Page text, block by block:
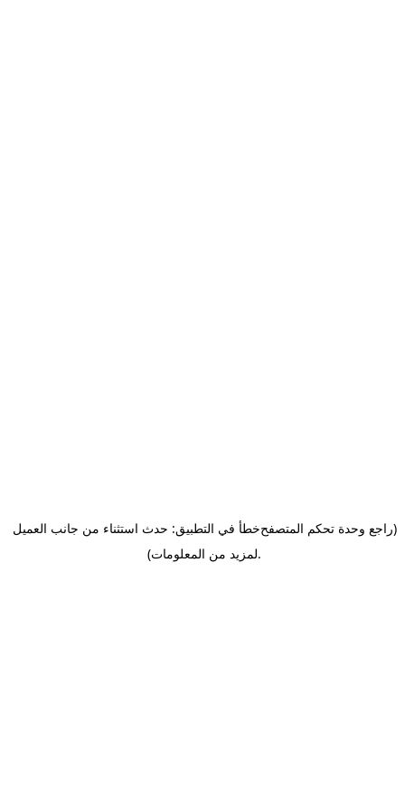
خطأ في التطبيق: حدث استثناء من جانب العميل(راجع وحدة تحكم المتصفح
لمزيد من المعلومات).